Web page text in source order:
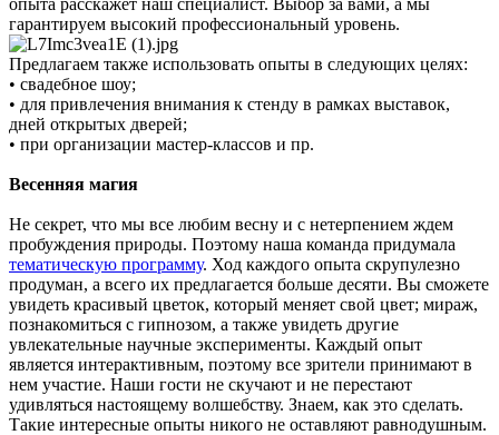
гарантируем высокий профессиональный уровень.
Предлагаем также использовать опыты в следующих целях:
• свадебное шоу;
• для привлечения внимания к стенду в рамках выставок,
дней открытых дверей;
• при организации мастер-классов и пр.
Весенняя магия
Не секрет, что мы все любим весну и с нетерпением ждем
пробуждения природы. Поэтому наша команда придумала
тематическую программу. Ход каждого опыта скрупулезно
продуман, а всего их предлагается больше десяти. Вы сможете
увидеть красивый цветок, который меняет свой цвет; мираж,
познакомиться с гипнозом, а также увидеть другие
увлекательные научные эксперименты. Каждый опыт
является интерактивным, поэтому все зрители принимают в
нем участие. Наши гости не скучают и не перестают
удивляться настоящему волшебству. Знаем, как это сделать.
Такие интересные опыты никого не оставляют равнодушным.